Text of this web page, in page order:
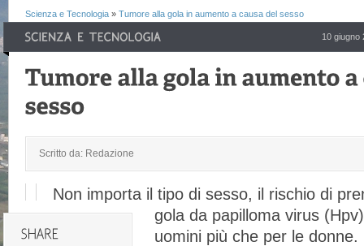
Scienza e Tecnologia » Tumore alla gola in aumento a causa del sesso
10 giugno
Scritto da: Redazione
Non importa il tipo di sesso, il rischio di
gola da papilloma virus
uomini più che per le